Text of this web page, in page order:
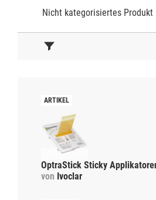
Nicht kategorisiertes Produkt
OptraStick Sticky
von Ivoclar